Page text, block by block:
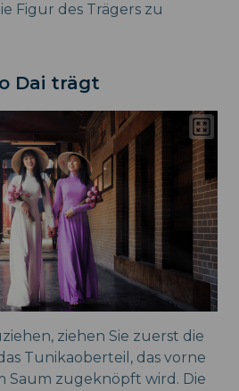
Figur des Trägers zu
Dai trägt
ziehen Sie zuerst die
Tunikaoberteil, das vorne
Saum zugeknöpft wird. Die